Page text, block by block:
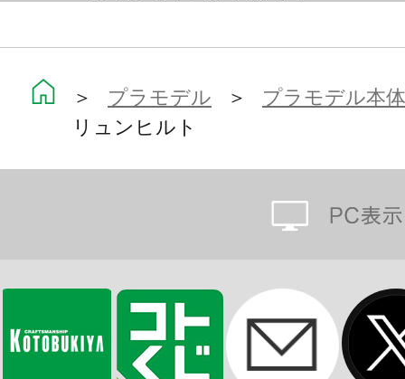
・艦艇プレートの艦名については３
銀河の歴史がまた1ページ。
場合がございます。
＞ プラモデル ＞ プラモデル本体
リュンヒルト